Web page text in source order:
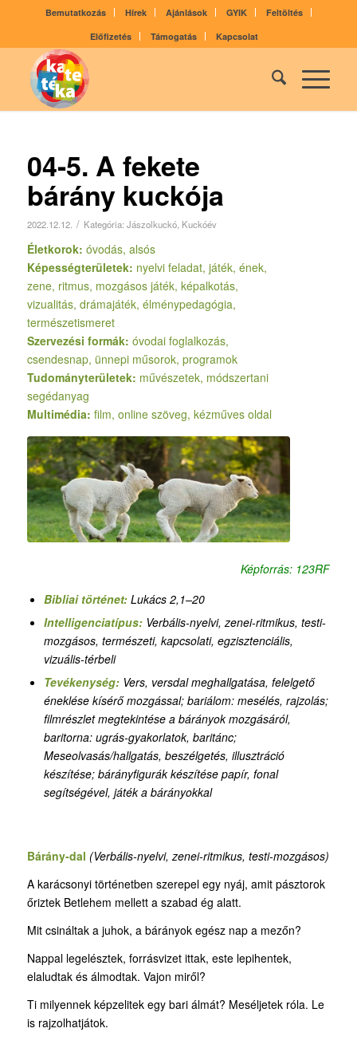
Bemutatkozás Hírek Ajánlások GYIK
Feltöltés
Előfizetés
Támogatás Kapcsolat
04-5. A fekete
bárány kuckója
2022.12.12. / Kategória: Jászolkuckó, Kuckóév
Életkorok: óvodás, alsós
Képességterületek: nyelvi feladat, játék, ének,
zene, ritmus, mozgásos játék, képalkotás,
vizualitás, drámajáték, élménypedagógia,
természetismeret
Szervezési formák: óvodai foglalkozás,
csendesnap, ünnepi műsorok, programok
Tudományterületek: művészetek, módszertani
segédanyag
Multimédia: film, online szöveg, kézműves oldal
Képforrás: 123RF
Bibliai történet:Lukács 2,1–20
Intelligenciatípus: Verbális-nyelvi, zenei-ritmikus, testi-
mozgásos, természeti, kapcsolati, egzisztenciális,
vizuális-térbeli
Tevékenység: Vers, versdal meghallgatása, felelgető
éneklése kísérő mozgással; bariálom: mesélés, rajzolás;
filmrészlet megtekintése a bárányok mozgásáról,
baritorna: ugrás-gyakorlatok, baritánc;
Meseolvasás/hallgatás, beszélgetés, illusztráció
készítése; bárányfigurák készítése papír, fonal
segítségével, játék a bárányokkal
Bárány-dal (Verbális-nyelvi, zenei-ritmikus, testi-mozgásos)
A karácsonyi történetben szerepel egy nyáj, amit pásztorok
őriztek Betlehem mellett a szabad ég alatt.
Mit csináltak a juhok, a bárányok egész nap a mezőn?
Nappal legelésztek, forrásvizet ittak, este lepihentek,
elaludtak és álmodtak. Vajon miről?
Ti milyennek képzelitek egy bari álmát? Meséljetek róla. Le
is rajzolhatjátok.